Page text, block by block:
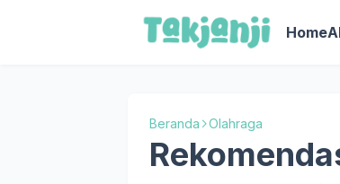
Home
Beranda Olahraga